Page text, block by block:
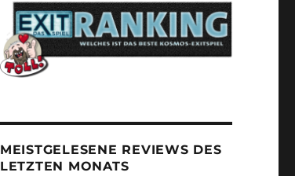
MEISTGELESENE REVIEWS DES
LETZTEN MONATS